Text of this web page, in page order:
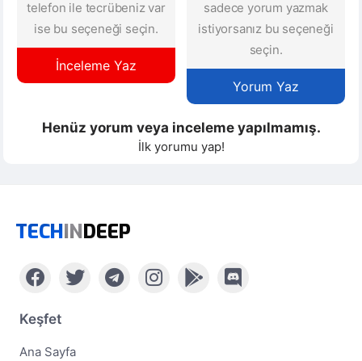
telefon ile tecrübeniz var
ise bu seçeneği seçin.
İnceleme Yaz
sadece yorum yazmak
istiyorsanız bu seçeneği
seçin.
Yorum Yaz
Henüz yorum veya inceleme yapılmamış.
İlk yorumu yap!
TECHINDEEP
Keşfet
Ana Sayfa